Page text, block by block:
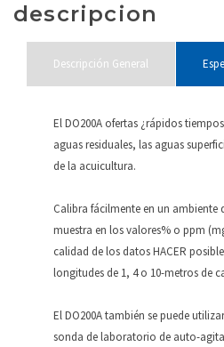
una
ventana
una
ventana
descripcion
Descripción General
El DO200A ofertas ¿rápidos
aguas residuales, las aguas
de la acuicultura.
Calibra fácilmente en un ambiente
muestra en los valores% o ppm
calidad de los datos HACER
longitudes de 1, 4 o 10-metros de
El DO200A también se puede
sonda de laboratorio de auto-